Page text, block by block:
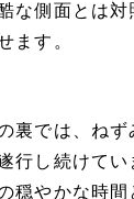
な側面とは
ます。
裏では、ねず
行し続けて
穏やかな時